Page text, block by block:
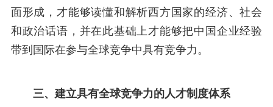
面形成，才能够读懂和解析西方国家的经济、社会
和政治话语，并在此基础上才能够把中国企业经验
带到国际在参与全球竞争中具有竞争力。
三、建立具有全球竞争力的人才制度体系